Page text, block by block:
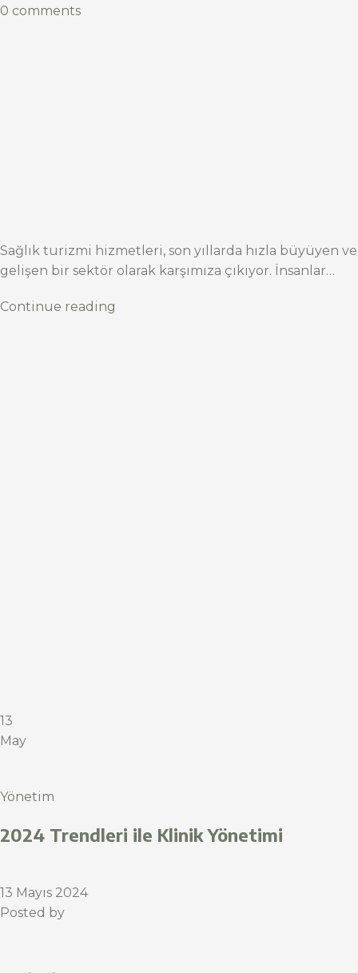
0 comments
Sağlık turizmi hizmetleri, son yıllarda hızla büyüyen ve
gelişen bir sektör olarak karşımıza çıkıyor. İnsanlar…
Continue reading
13
May
Yönetim
2024 Trendleri ile Klinik Yönetimi
13 Mayıs 2024
Posted by